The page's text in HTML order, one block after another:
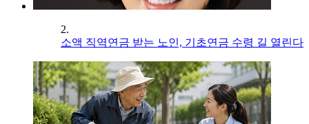
2.
소액 직역연금 받는 노인, 기초연금 수령 길 열린다